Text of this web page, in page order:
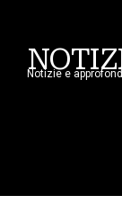
Notizie e